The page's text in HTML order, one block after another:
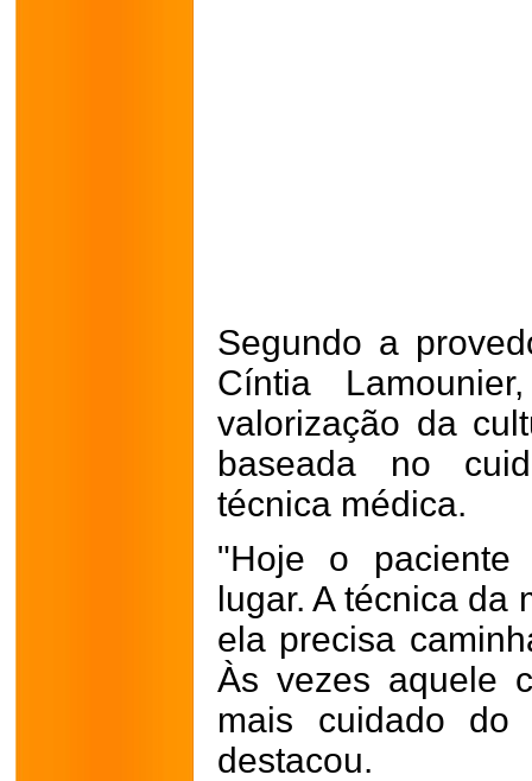
Segundo a
Cíntia
valorização da
baseada no
técnica médica.
"Hoje o paciente
lugar. A técnica da
ela precisa
Às vezes aquele
mais cuidado do
destacou.